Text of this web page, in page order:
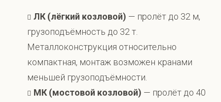
ЛК (лёгкий козловой) — пролёт до 32 м,
грузоподъёмность до 32 т.
Металлоконструкция относительно
компактная, монтаж возможен кранами
меньшей грузоподъёмности.
МК (мостовой козловой) — пролёт до 40